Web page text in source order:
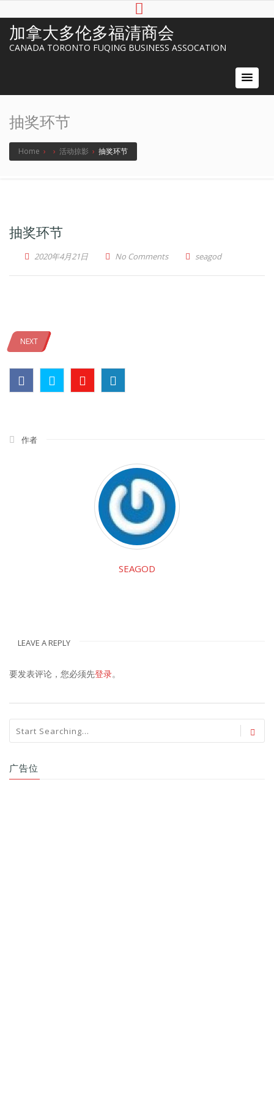
加拿大多伦多福清商会
CANADA TORONTO FUQING BUSINESS ASSOCATION
抽奖环节
Home › › 活动掠影 › 抽奖环节
抽奖环节
2020年4月21日 No Comments seagod
NEXT
作者
SEAGOD
LEAVE A REPLY
要发表评论，您必须先登录。
广告位